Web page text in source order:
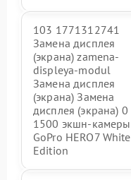
103 1771312741
Замена дисплея
(экрана) zamena-
displeya-modul
Замена дисплея
(экрана) Замена
дисплея (экрана) 0
1500 экшн-камеры
GoPro HERO7 White
Edition